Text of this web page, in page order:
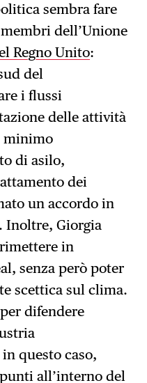
sembra fare
dell’Unione
Regno Unito:
del
i flussi
delle attività
minimo
di asilo,
dei
un accordo in
Inoltre, Giorgia
in
senza però poter
scettica sul clima.
difendere
questo caso,
all’interno del